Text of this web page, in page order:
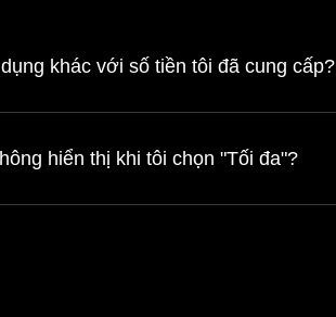
khác với số tiền tôi đã cung cấp?
hiển thị khi tôi chọn "Tối đa"?